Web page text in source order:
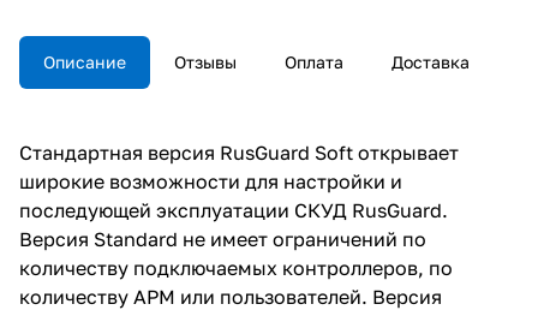
Описание Отзывы Оплата Доставка
Стандартная версия RusGuard Soft открывает
широкие возможности для настройки и
последующей эксплуатации СКУД RusGuard.
Версия Standard не имеет ограничений по
количеству подключаемых контроллеров, по
количеству АРМ или пользователей. Версия